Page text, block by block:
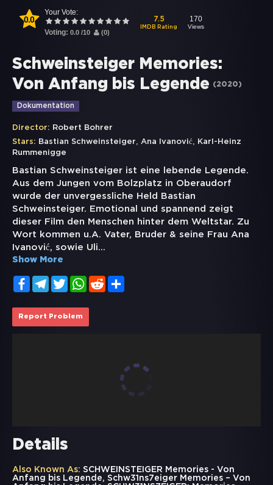
0.0
Your Vote:
Voting: 0.0 /10 (0)
7.5
IMDB Rating
170
Views
Schweinsteiger Memories:
Von Anfang bis Legende
(2020)
Dokumentation
Director: Robert Bohrer
Stars: Bastian Schweinsteiger, Ana Ivanović,
Karl-Heinz
Rummenigge
Bastian Schweinsteiger ist eine lebende Legende.
Aus dem Jungen vom Bolzplatz in Oberaudorf
wurde der unvergessliche Held Bastian
Schweinsteiger. Emotional und spannend zeigt
dieser Film den Menschen hinter dem Weltstar. Zu
Wort kommen u.A. Vater, Bruder & seine Frau Ana
Ivanović, sowie Uli...
Show More
FacebookTelegramTwitterWhatsApp
Reddit
Report Problem
Details
Also Known As: SCHWEINSTEIGER Memories - Von
Anfang bis Legende, Schw31ns7eiger Memories – Von